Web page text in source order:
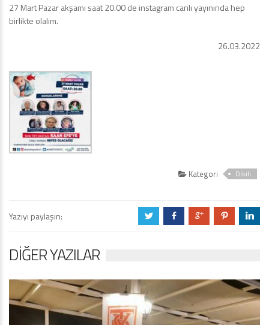
27 Mart Pazar akşamı saat 20.00 de instagram canlı yayınında hep
birlikte olalım.
26.03.2022
Kategori Dikili
Yazıyı paylaşın: a b c d j
DIĞER YAZILAR